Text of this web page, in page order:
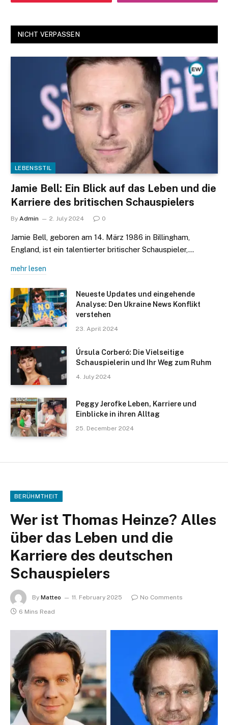
NICHT VERPASSEN
LEBENSSTIL
Jamie Bell: Ein Blick auf das Leben und die
Karriere des britischen Schauspielers
By Admin 2. July 2024 0
Jamie Bell, geboren am 14. März 1986 in Billingham,
England, ist ein talentierter britischer Schauspieler,…
mehr lesen
Neueste Updates und eingehende
Analyse: Den Ukraine News Konflikt
verstehen
23. April 2024
Úrsula Corberó: Die Vielseitige
Schauspielerin und Ihr Weg zum Ruhm
4. July 2024
Peggy Jerofke Leben, Karriere und
Einblicke in ihren Alltag
25. December 2024
BERÜHMTHEIT
Wer ist Thomas Heinze? Alles
über das Leben und die
Karriere des deutschen
Schauspielers
By Matteo 11. February 2025
No Comments
6 Mins Read